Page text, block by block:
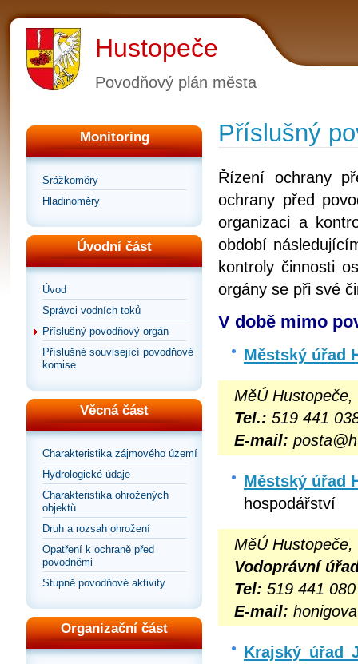
Hustopeče
Povodňový plán města
Monitoring
Srážkoměry
Hladinoměry
Úvodní část
Úvod
Správci vodních toků
Příslušný povodňový orgán
Příslušné související povodňové
komise
Věcná část
Charakteristika zájmového území
Hydrologické údaje
Charakteristika ohrožených
objektů
Druh a rozsah ohrožení
Opatření k ochraně před
povodněmi
Stupně povodňové aktivity
Organizační část
Příslušný
Řízení ochrany
ochrany před
organizaci a
období
kontroly činnosti
orgány se při své
V době mimo
Městský úřad
MěÚ
Tel.: 519 441
E-mail:
Městský úřad
hospodářství
MěÚ
Vodoprávní
Tel: 519 441 080
E-mail:
Krajský úřad